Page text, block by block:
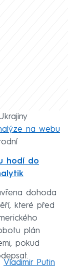
na webu
hodí do
dohoda
které před
plán
pokud
Vladimir Putin